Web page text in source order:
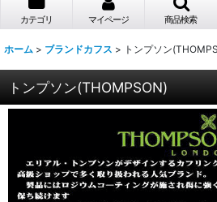
カテゴリ マイページ 商品検索
ホーム > ブランドカフス > トンプソン
トンプソン(THOMPSON)